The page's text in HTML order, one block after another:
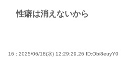
性癖は消えないから
16 : 2025/06/18(水) 12:29:29.26 ID:Obi8euyY0